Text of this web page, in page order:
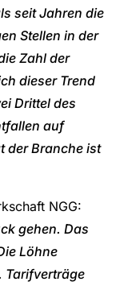
seit Jahren die
Stellen in der
Zahl der
dieser Trend
Drittel des
auf
der Branche ist
NGG:
gehen. Das
Löhne
Tarifverträge